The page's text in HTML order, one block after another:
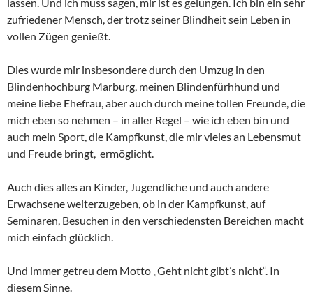
zufriedener Mensch, der trotz seiner Blindheit sein Leben in
vollen Zügen genießt.
Dies wurde mir insbesondere durch den Umzug in den
Blindenhochburg Marburg, meinen Blindenfürhhund und
meine liebe Ehefrau, aber auch durch meine tollen Freunde, die
mich eben so nehmen – in aller Regel – wie ich eben bin und
auch mein Sport, die Kampfkunst, die mir vieles an Lebensmut
und Freude bringt, ermöglicht.
Auch dies alles an Kinder, Jugendliche und auch andere
Erwachsene weiterzugeben, ob in der Kampfkunst, auf
Seminaren, Besuchen in den verschiedensten Bereichen macht
mich einfach glücklich.
Und immer getreu dem Motto „Geht nicht gibt’s nicht“. In
diesem Sinne.